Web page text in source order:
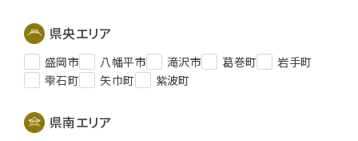
県央エリア
盛岡市 八幡平市 滝沢市 葛巻町
岩手町
雫石町
矢巾町 紫波町
県南エリア